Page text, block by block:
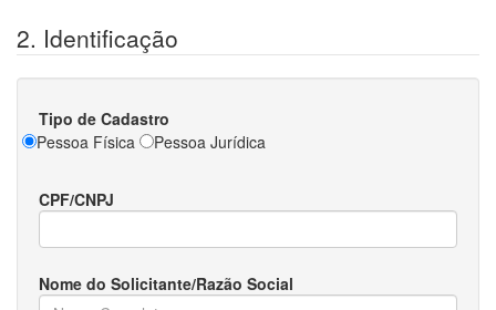
2. Identificação
Tipo de Cadastro
Pessoa Física
Pessoa Jurídica
CPF/CNPJ
Nome do Solicitante/Razão Social